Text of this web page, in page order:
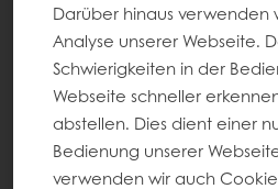
GLANZ SIEHT MAN
DEN UNTERSCHIED
Darüber hinaus verwenden
Analyse unserer Webseite.
Schwierigkeiten in der
Webseite schneller
abstellen. Dies dient einer
Bedienung unserer
verwenden wir auch